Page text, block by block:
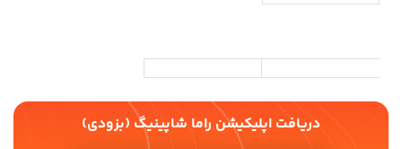
دریافت اپلیکیشن راما شاپینیگ (بزودی)